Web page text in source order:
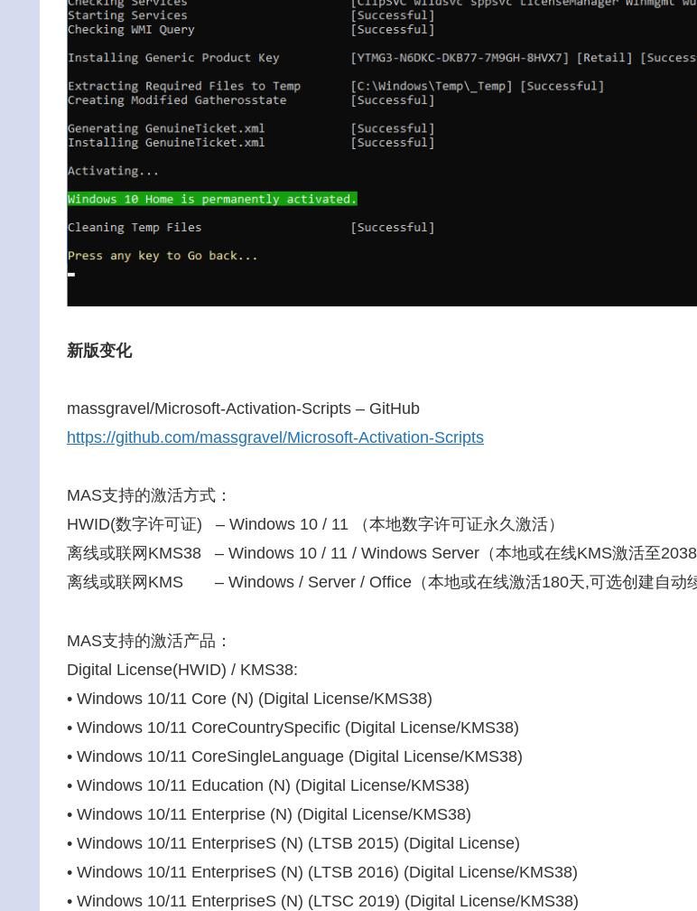
新版变化
massgravel/Microsoft-Activation-Scripts – GitHub
https://github.com/massgravel/Microsoft-Activation-Scripts
MAS支持的激活方式：
HWID(数字许可证) – Windows 10 / 11 （本地数字许可证永久激活）
离线或联网KMS38 – Windows 10 / 11 / Windows Server（本地或在线KMS激活至2038
离线或联网KMS – Windows / Server / Office（本地或在线激活180天,可选创建自动续
MAS支持的激活产品：
Digital License(HWID) / KMS38:
• Windows 10/11 Core (N) (Digital License/KMS38)
• Windows 10/11 CoreCountrySpecific (Digital License/KMS38)
• Windows 10/11 CoreSingleLanguage (Digital License/KMS38)
• Windows 10/11 Education (N) (Digital License/KMS38)
• Windows 10/11 Enterprise (N) (Digital License/KMS38)
• Windows 10/11 EnterpriseS (N) (LTSB 2015) (Digital License)
• Windows 10/11 EnterpriseS (N) (LTSB 2016) (Digital License/KMS38)
• Windows 10/11 EnterpriseS (N) (LTSC 2019) (Digital License/KMS38)